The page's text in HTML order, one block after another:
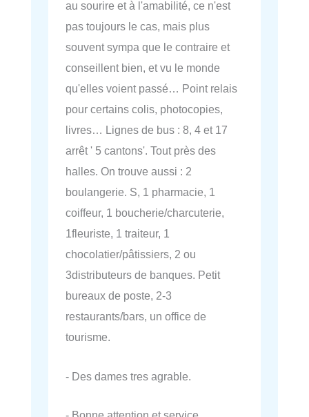
au sourire et à l'amabilité, ce n'est
pas toujours le cas, mais plus
souvent sympa que le contraire et
conseillent bien, et vu le monde
qu'elles voient passé… Point relais
pour certains colis, photocopies,
livres… Lignes de bus : 8, 4 et 17
arrêt ' 5 cantons'. Tout près des
halles. On trouve aussi : 2
boulangerie. S, 1 pharmacie, 1
coiffeur, 1 boucherie/charcuterie,
1fleuriste, 1 traiteur, 1
chocolatier/pâtissiers, 2 ou
3distributeurs de banques. Petit
bureaux de poste, 2-3
restaurants/bars, un office de
tourisme.
- Des dames tres agrable.